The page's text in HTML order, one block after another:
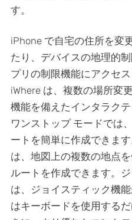
す。
iPhone で自宅の住所を変
たり、デバイスの地理的
プリの制限機能にアクセ
iWhere は、複数の場所変
機能を備えたインタラク
ワンストップ モードでは
ートを簡単に作成できま
は、地図上の複数の地点
ルートを作成できます。
は、ジョイスティック機
はキーボードを使用する